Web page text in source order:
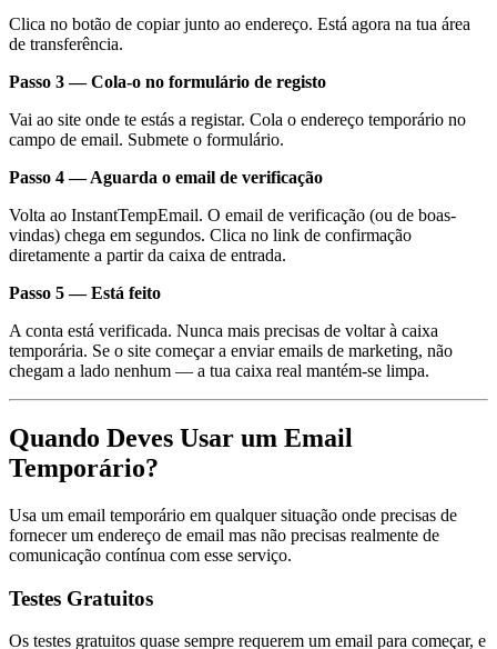
Clica no botão de copiar junto ao endereço. Está agora na tua área
de transferência.
Passo 3 — Cola-o no formulário de registo
Vai ao site onde te estás a registar. Cola o endereço temporário no
campo de email. Submete o formulário.
Passo 4 — Aguarda o email de verificação
Volta ao InstantTempEmail. O email de verificação (ou de boas-
vindas) chega em segundos. Clica no link de confirmação
diretamente a partir da caixa de entrada.
Passo 5 — Está feito
A conta está verificada. Nunca mais precisas de voltar à caixa
temporária. Se o site começar a enviar emails de marketing, não
chegam a lado nenhum — a tua caixa real mantém-se limpa.
Quando Deves Usar um Email
Temporário?
Usa um email temporário em qualquer situação onde precisas de
fornecer um endereço de email mas não precisas realmente de
comunicação contínua com esse serviço.
Testes Gratuitos
Os testes gratuitos quase sempre requerem um email para começar, e